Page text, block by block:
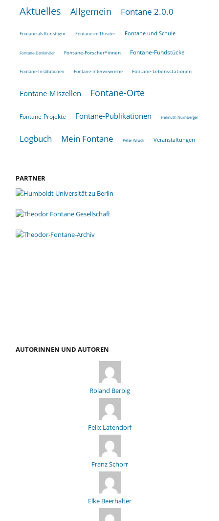
Aktuelles Allgemein Fontane 2.0.0
Fontane als Kunstfigur Fontane im Theater Fontane und Schule
Fontane-Denkmäler Fontane-Forscher*innen Fontane-Fundstücke
Fontane-Institutionen Fontane-Interviewreihe Fontane-Lebensstationen
Fontane-Miszellen Fontane-Orte
Fontane-Projekte Fontane-Publikationen Helmuth Nürnberger
Logbuch Mein Fontane Peter Wruck Veranstaltungen
PARTNER
AUTORINNEN UND AUTOREN
Roland Berbig
Felix Latendorf
Franz Schorr
Elke Beerhalter